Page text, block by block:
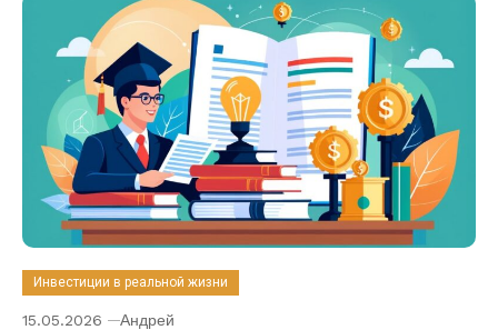
Инвестиции в реальной жизни
15.05.2026 Андрей